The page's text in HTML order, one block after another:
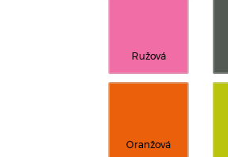
Ružová
Oranžová